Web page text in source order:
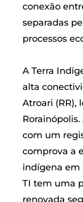
conexão
separadas
processos
A Terra
alta
Atroari (RR),
Rorainópolis.
com um
comprova a
indígena em
TI tem uma
renovada